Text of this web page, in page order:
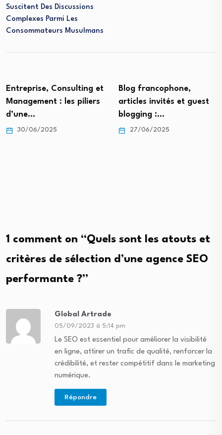
Suscitent Des Discussions
Complexes Parmi Les
Consommateurs Musulmans
Entreprise, Consulting et
Management : les piliers
d’une…
30/06/2025
Blog francophone,
articles invités et guest
blogging :…
27/06/2025
1 comment on “Quels sont les atouts et
critères de sélection d’une agence SEO
performante ?”
Global Artrade
05/09/2023 à 5:14 pm
Le SEO est essentiel pour améliorer la visibilité
en ligne, attirer un trafic de qualité, renforcer la
crédibilité, et rester compétitif dans le marketing
numérique.
Répondre